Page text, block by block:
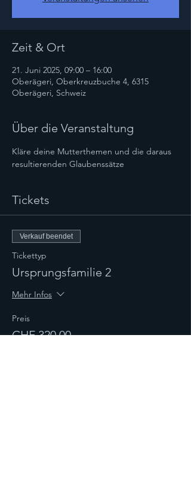
Zeit & Ort
21. Juni 2025, 09:00 – 16:00
Oberägeri, Oberkreuzbuche 4, 6315
Oberägeri, Schweiz
Über die Veranstaltung
Kläre deine Mutterthemen und die daraus
resultierenden Glaubenssätze
Tickets
Verkauf beendet
Tickettyp
Ursprungsfamilie 2
Mehr Infos
Preis
CHF 320.00